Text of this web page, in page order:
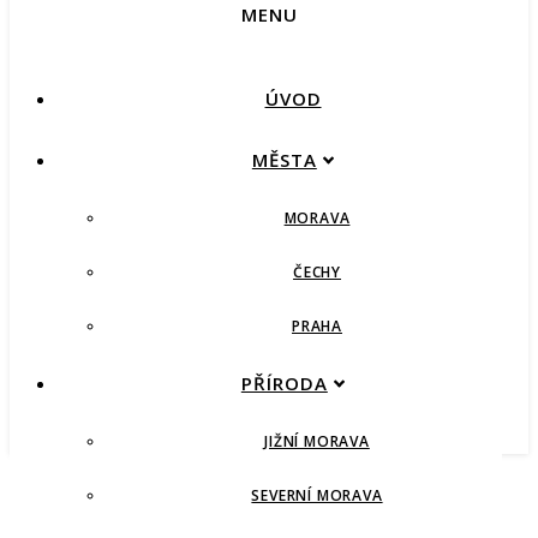
MENU
ÚVOD
MĚSTA
MORAVA
ČECHY
PRAHA
PŘÍRODA
JIŽNÍ MORAVA
SEVERNÍ MORAVA